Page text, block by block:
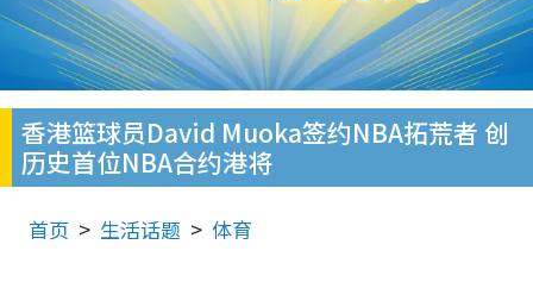
香港篮球员David Muoka签约NBA拓荒者 创
历史首位NBA合约港将
首页 生活话题 体育